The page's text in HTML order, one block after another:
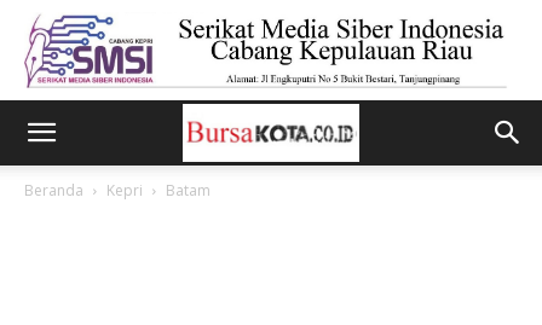
Beranda Kepri Batam